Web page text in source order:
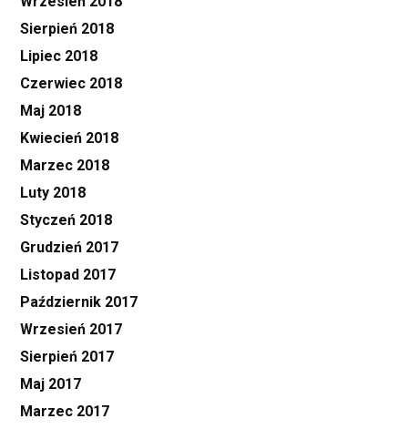
Sierpień 2018
Lipiec 2018
Czerwiec 2018
Maj 2018
Kwiecień 2018
Marzec 2018
Luty 2018
Styczeń 2018
Grudzień 2017
Listopad 2017
Październik 2017
Wrzesień 2017
Sierpień 2017
Maj 2017
Marzec 2017